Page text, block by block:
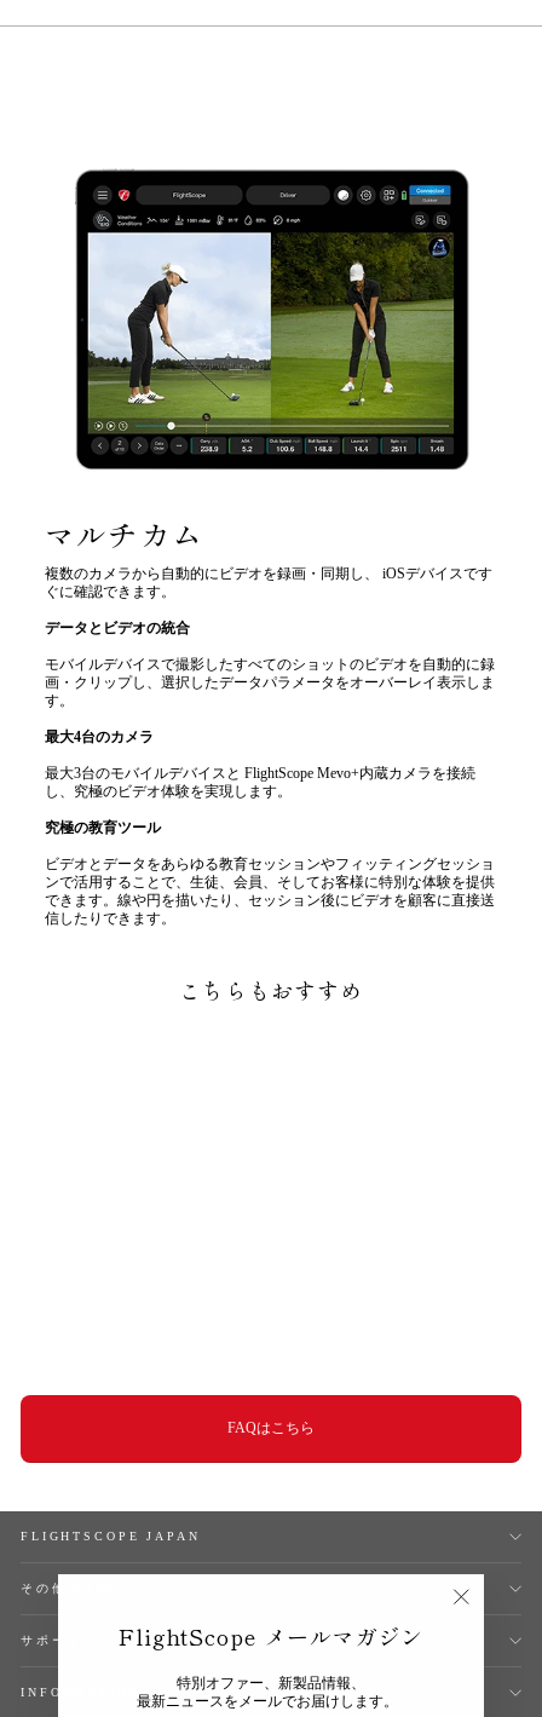
FlightScope メールマガジン
特別オファー、新製品情報、
最新ニュースをメールでお届けします。
マルチカム
複数のカメラから自動的にビデオを録画・同期し、 iOSデバイスです
ぐに確認できます。
データとビデオの統合
モバイルデバイスで撮影したすべてのショットのビデオを自動的に録
画・クリップし、選択したデータパラメータをオーバーレイ表示しま
す。
最大4台のカメラ
最大3台のモバイルデバイスと FlightScope Mevo+内蔵カメラを接続
し、究極のビデオ体験を実現します。
究極の教育ツール
ビデオとデータをあらゆる教育セッションやフィッティングセッショ
ンで活用することで、生徒、会員、そしてお客様に特別な体験を提供
できます。線や円を描いたり、セッション後にビデオを顧客に直接送
信したりできます。
こちらもおすすめ
FAQはこちら
FLIGHTSCOPE JAPAN
その他のスポーツ
サポート
INFORMATION